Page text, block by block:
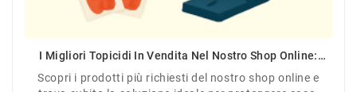
I Migliori Topicidi In Vendita Nel Nostro Shop Online:
Scopri i prodotti più richiesti del nostro shop online e